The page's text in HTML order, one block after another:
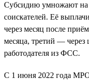
Субсидию умножают на
соискателей. Её
через месяц после
месяца, третий — через
работодателя из ФСС.
С 1 июня 2022 года